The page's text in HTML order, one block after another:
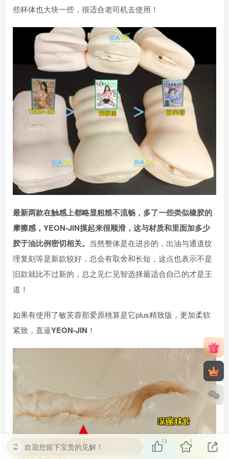
些杯体也大块一些，很适合老司机去使用！
最新两款在触感上都略显粗糙不流畅，多了一些类似橡胶的
摩擦感， YEON-JIN摸起来很顺滑，这与材质和里面加多少
胶于油比例密切相关。 当然整体是在进步的，出油与通道纹
理复刻等是新款较好，总会有取舍和长短，这点也表示不是
旧款就比不过新的，总之见仁见智选择最适合自己的才是王
道！
如果有使用了敏芙蓉那爱原桃算是它plus精致版，更加柔软
紧致，直逼YEON-JIN ！
欢迎您留下宝贵的见解！
13 1